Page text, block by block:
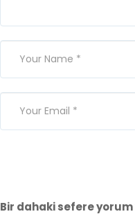
Bir dahaki sefere